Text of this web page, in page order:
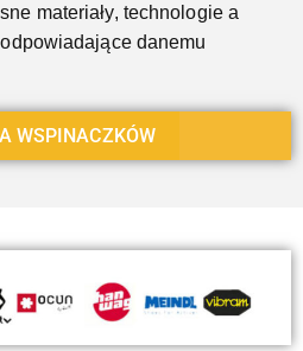
materiały, technologie a
danemu
WSPINACZKÓW